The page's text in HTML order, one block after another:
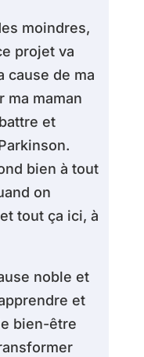
moindres,
projet va
cause de ma
ma maman
et
bien à tout
on
tout ça ici, à
noble et
et
bien-être